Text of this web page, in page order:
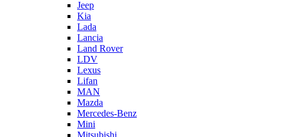
Jeep
Kia
Lada
Lancia
Land Rover
LDV
Lexus
Lifan
MAN
Mazda
Mercedes-Benz
Mini